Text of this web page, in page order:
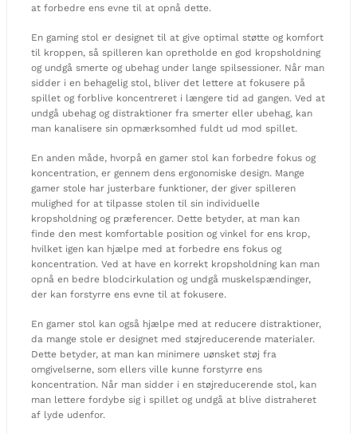
at forbedre ens evne til at opnå dette.
En gaming stol er designet til at give optimal støtte og komfort
til kroppen, så spilleren kan opretholde en god kropsholdning
og undgå smerte og ubehag under lange spilsessioner. Når man
sidder i en behagelig stol, bliver det lettere at fokusere på
spillet og forblive koncentreret i længere tid ad gangen. Ved at
undgå ubehag og distraktioner fra smerter eller ubehag, kan
man kanalisere sin opmærksomhed fuldt ud mod spillet.
En anden måde, hvorpå en gamer stol kan forbedre fokus og
koncentration, er gennem dens ergonomiske design. Mange
gamer stole har justerbare funktioner, der giver spilleren
mulighed for at tilpasse stolen til sin individuelle
kropsholdning og præferencer. Dette betyder, at man kan
finde den mest komfortable position og vinkel for ens krop,
hvilket igen kan hjælpe med at forbedre ens fokus og
koncentration. Ved at have en korrekt kropsholdning kan man
opnå en bedre blodcirkulation og undgå muskelspændinger,
der kan forstyrre ens evne til at fokusere.
En gamer stol kan også hjælpe med at reducere distraktioner,
da mange stole er designet med støjreducerende materialer.
Dette betyder, at man kan minimere uønsket støj fra
omgivelserne, som ellers ville kunne forstyrre ens
koncentration. Når man sidder i en støjreducerende stol, kan
man lettere fordybe sig i spillet og undgå at blive distraheret
af lyde udenfor.